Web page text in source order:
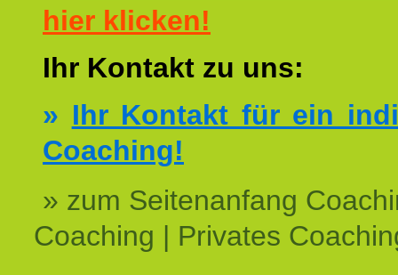
hier klicken!
Ihr Kontakt zu uns:
» Ihr Kontakt für ein
Coaching!
» zum Seitenanfang
Coaching | Privates